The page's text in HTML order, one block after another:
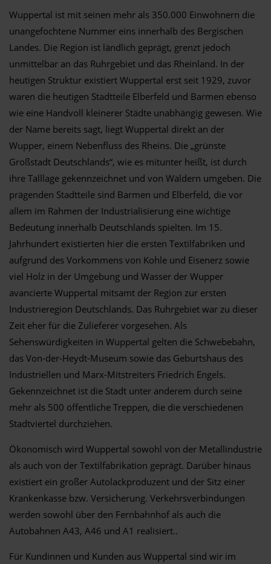
Wuppertal ist mit seinen mehr als 350.000 Einwohnern die
unangefochtene Nummer eins innerhalb des Bergischen
Landes. Die Region ist ländlich geprägt, grenzt jedoch
unmittelbar an das Ruhrgebiet und das Rheinland. In der
heutigen Struktur existiert Wuppertal erst seit 1929, zuvor
waren die heutigen Stadtteile Elberfeld und Barmen ebenso
wie eine Handvoll kleinerer Städte unabhängig gewesen. Wie
der Name bereits sagt, liegt Wuppertal direkt an der
Wupper, einem Nebenfluss des Rheins. Die „grünste
Großstadt Deutschlands“, wie es mitunter heißt, ist durch
ihre Talllage gekennzeichnet und von Wäldern umgeben. Die
prägenden Stadtteile sind Barmen und Elberfeld, die vor
allem im Rahmen der Industrialisierung eine wichtige
Bedeutung innerhalb Deutschlands spielten. Im 15.
Jahrhundert existierten hier die ersten Textilfabriken und
aufgrund des Vorkommens von Kohle und Eisenerz sowie
viel Holz in der Umgebung und Wasser der Wupper
avancierte Wuppertal mitsamt der Region zur ersten
Industrieregion Deutschlands. Das Ruhrgebiet war zu dieser
Zeit eher für die Zulieferer vorgesehen. Als
Sehenswürdigkeiten in Wuppertal gelten die Schwebebahn,
das Von-der-Heydt-Museum sowie das Geburtshaus des
Industriellen und Marx-Mitstreiters Friedrich Engels.
Gekennzeichnet ist die Stadt unter anderem durch seine
mehr als 500 öffentliche Treppen, die die verschiedenen
Stadtviertel durchziehen.
Ökonomisch wird Wuppertal sowohl von der Metallindustrie
als auch von der Textilfabrikation geprägt. Darüber hinaus
existiert ein großer Autolackproduzent und der Sitz einer
Krankenkasse bzw. Versicherung. Verkehrsverbindungen
werden sowohl über den Fernbahnhof als auch die
Autobahnen A43, A46 und A1 realisiert..
Für Kundinnen und Kunden aus Wuppertal sind wir im